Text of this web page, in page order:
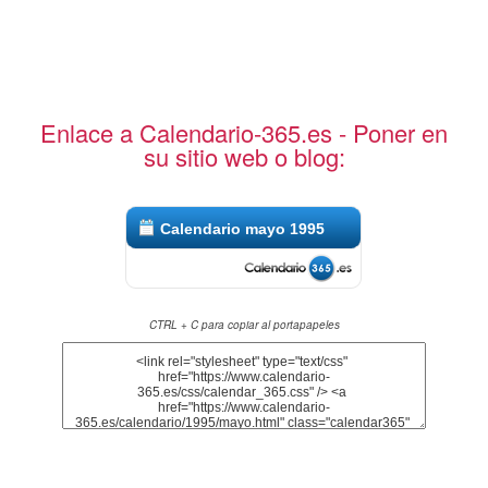
Enlace a Calendario-365.es - Poner en
su sitio web o blog:
Calendario mayo 1995
CTRL + C para copiar al portapapeles